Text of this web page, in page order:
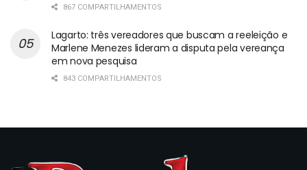
867 COMPARTILHAMENTOS
Lagarto: três vereadores que buscam a reeleição e
Marlene Menezes lideram a disputa pela vereança
em nova pesquisa
843 COMPARTILHAMENTOS